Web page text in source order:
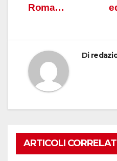
Roma…
Di
ARTICOLI